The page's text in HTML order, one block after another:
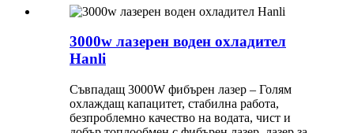
3000w лазерен воден охладител
Hanli
Съвпадащ 3000W фибърен лазер – Голям
охлаждащ капацитет, стабилна работа,
безпроблемно качество на водата, чист и